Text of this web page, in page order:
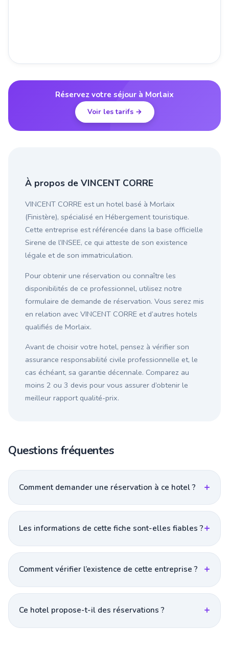
Réservez votre séjour à Morlaix
Voir les tarifs →
À propos de VINCENT CORRE
VINCENT CORRE est un hotel basé à Morlaix
(Finistère), spécialisé en Hébergement touristique.
Cette entreprise est référencée dans la base officielle
Sirene de l’INSEE, ce qui atteste de son existence
légale et de son immatriculation.
Pour obtenir une réservation ou connaître les
disponibilités de ce professionnel, utilisez notre
formulaire de demande de réservation. Vous serez mis
en relation avec VINCENT CORRE et d’autres hotels
qualifiés de Morlaix.
Avant de choisir votre hotel, pensez à vérifier son
assurance responsabilité civile professionnelle et, le
cas échéant, sa garantie décennale. Comparez au
moins 2 ou 3 devis pour vous assurer d’obtenir le
meilleur rapport qualité-prix.
Questions fréquentes
Comment demander une réservation à ce hotel ?
Les informations de cette fiche sont-elles fiables ?
Comment vérifier l’existence de cette entreprise ?
Ce hotel propose-t-il des réservations ?